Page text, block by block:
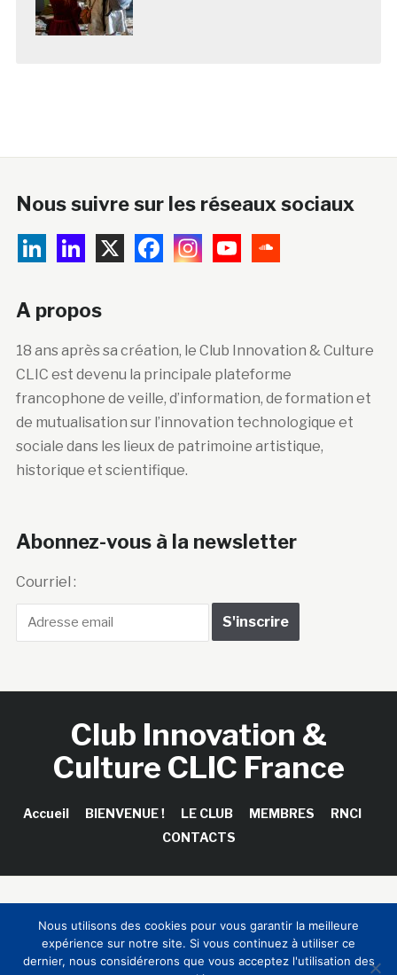
Nous suivre sur les réseaux sociaux
A propos
18 ans après sa création, le Club Innovation & Culture
CLIC est devenu la principale plateforme
francophone de veille, d’information, de formation et
de mutualisation sur l’innovation technologique et
sociale dans les lieux de patrimoine artistique,
historique et scientifique.
Abonnez-vous à la newsletter
Courriel :
Club Innovation &
Culture CLIC France
Accueil BIENVENUE ! LE CLUB MEMBRES
RNCI
CONTACTS
Sinapses Conseils
Nous utilisons des cookies pour vous garantir la meilleure
expérience sur notre site. Si vous continuez à utiliser ce
dernier, nous considérerons que vous acceptez l'utilisation des